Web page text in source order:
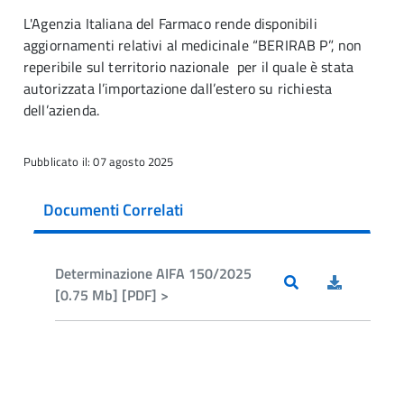
L'Agenzia Italiana del Farmaco rende disponibili
aggiornamenti relativi al medicinale “BERIRAB P”, non
reperibile sul territorio nazionale per il quale è stata
autorizzata l’importazione dall’estero su richiesta
dell’azienda.
Pubblicato il: 07 agosto 2025
Documenti Correlati
Determinazione AIFA 150/2025
[0.75 Mb] [PDF] >